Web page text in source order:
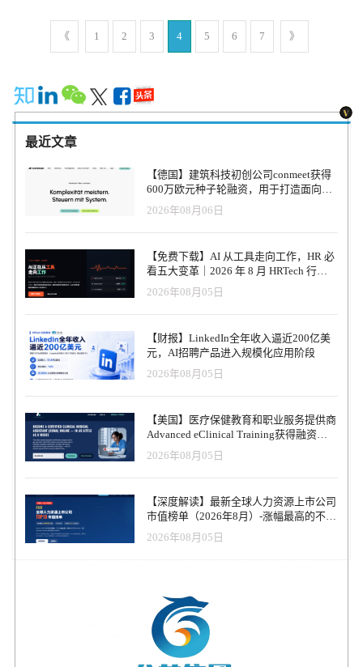
《 1 2 3 4 5 6 7 》
最近文章
【德国】建筑科技初创公司conmeet获得
600万欧元种子轮融资，用于打造面向贸
易和建筑行业的AI操作系统
2026年08月06日
【免费下载】AI 从工具走向工作，HR 必
看五大变革｜2026 年 8 月 HRTech 行业
观察报告
2026年08月05日
【财报】LinkedIn全年收入逼近200亿美
元，AI招聘产品进入规模化应用阶段
2026年08月05日
【美国】医疗保健教育和职业服务提供商
Advanced eClinical Training获得融资，
以加速医疗卫生人才队伍建设
2026年08月05日
【深度解读】最新全球人力资源上市公司
市值榜单（2026年8月）-涨幅最高的不是
AI软件，而是传统人力服务商
2026年08月05日